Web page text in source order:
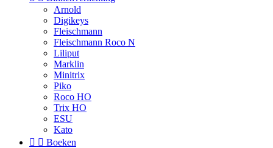
Arnold
Digikeys
Fleischmann
Fleischmann Roco N
Liliput
Marklin
Minitrix
Piko
Roco HO
Trix HO
ESU
Kato
  Boeken